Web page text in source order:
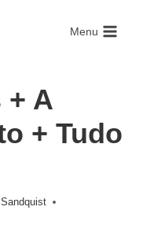
Menu
+ A
+ Tudo